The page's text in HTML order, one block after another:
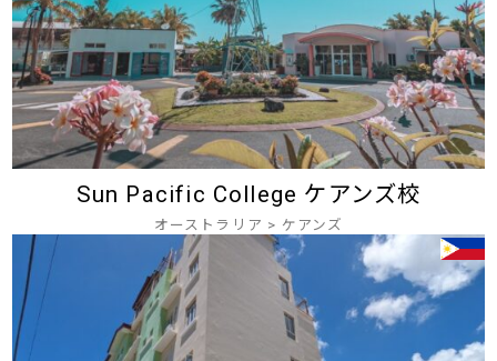
Sun Pacific College ケアンズ校
オーストラリア > ケアンズ